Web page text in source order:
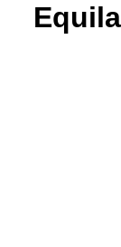
Equila